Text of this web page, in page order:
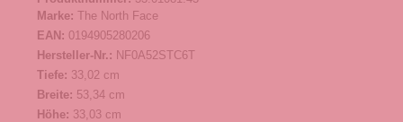
Marke: The North Face
EAN: 0194905280206
Hersteller-Nr.: NF0A52STC6T
Tiefe: 33,02 cm
Breite: 53,34 cm
Höhe: 33,03 cm